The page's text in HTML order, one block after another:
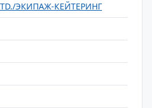
LTD./ЭКИПАЖ-КЕЙТЕРИНГ